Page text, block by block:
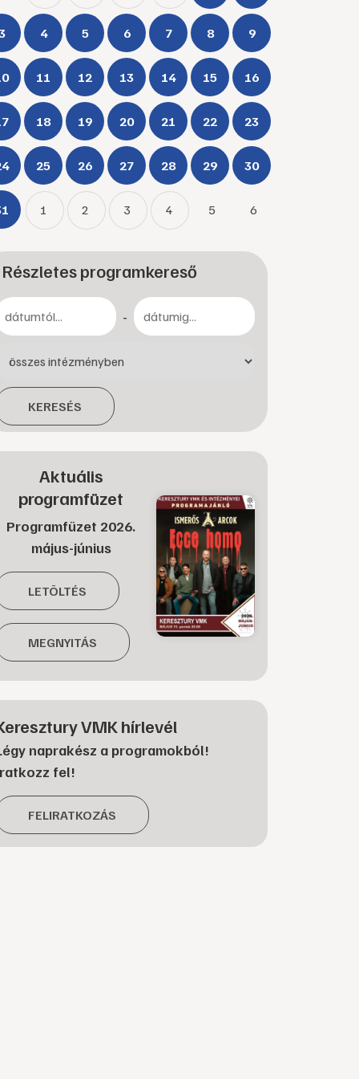
4 5 6 7 8 9
11 12 13 14 15 16
18 19 20 21 22 23
25 26 27 28 29 30
1 2 3 4 5 6
Részletes programkereső
-
KERESÉS
Aktuális
programfüzet
Programfüzet 2026.
május-június
LETÖLTÉS
MEGNYITÁS
VMK hírlevél
naprakész a programokból!
fel!
FELIRATKOZÁS